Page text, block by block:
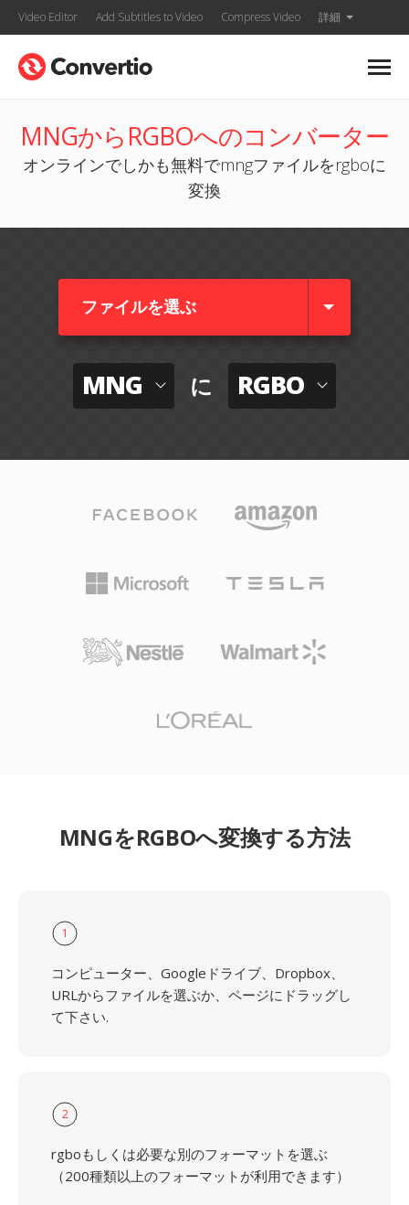
Video Editor Add Subtitles to Video Compress Video 詳細
MNGからRGBOへのコンバーター
オンラインでしかも無料でmngファイルをrgboに
変換
ファイルを選ぶ
MNG に RGBO
MNGをRGBOへ変換する方法
1
コンピューター、Googleドライブ、Dropbox、
URLからファイルを選ぶか、ページにドラッグし
て下さい.
2
rgboもしくは必要な別のフォーマットを選ぶ
（200種類以上のフォーマットが利用できます）